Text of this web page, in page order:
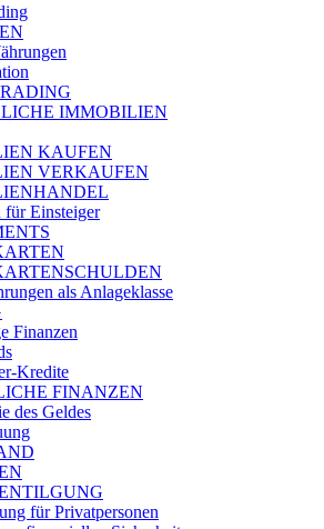
IMMOBILIEN
KAUFEN
VERKAUFEN
für Einsteiger
als Anlageklasse
Finanzen
Kredite
FINANZEN
des Geldes
für Privatpersonen